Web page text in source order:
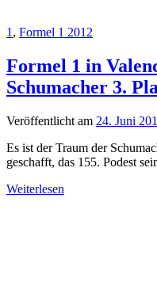
1, Formel 1 2012
Formel 1 in
Schumacher 3.
Veröffentlicht am 24. Juni
Es ist der Traum der
geschafft, das 155. Podest
Weiterlesen